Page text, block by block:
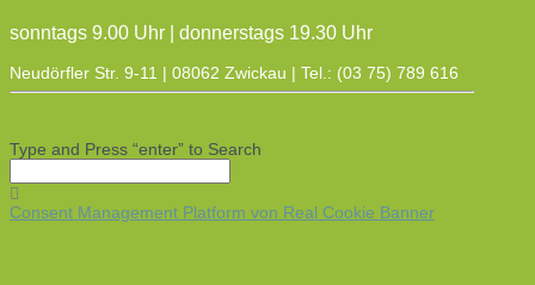
sonntags 9.00 Uhr | donnerstags 19.30 Uhr
Neudörfler Str. 9-11 | 08062 Zwickau | Tel.: (03 75) 789 616
Type and Press “enter” to Search
Consent Management Platform von Real Cookie Banner